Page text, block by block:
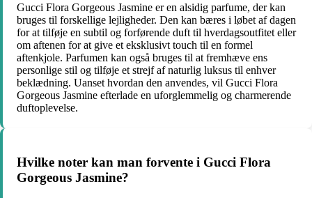
Gucci Flora Gorgeous Jasmine er en alsidig parfume, der kan
bruges til forskellige lejligheder. Den kan bæres i løbet af dagen
for at tilføje en subtil og forførende duft til hverdagsoutfitet eller
om aftenen for at give et eksklusivt touch til en formel
aftenkjole. Parfumen kan også bruges til at fremhæve ens
personlige stil og tilføje et strejf af naturlig luksus til enhver
beklædning. Uanset hvordan den anvendes, vil Gucci Flora
Gorgeous Jasmine efterlade en uforglemmelig og charmerende
duftoplevelse.
Hvilke noter kan man forvente i Gucci Flora
Gorgeous Jasmine?